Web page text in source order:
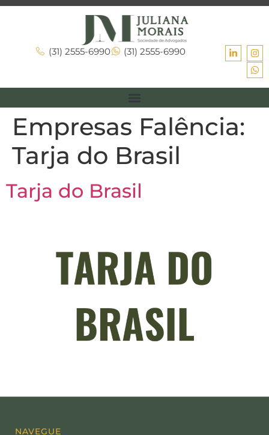
(31) 2555-6990 (31) 2555-6990
Empresas Falência:
Tarja do Brasil
Tarja do Brasil
NAVEGUE